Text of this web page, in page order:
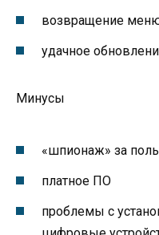
возвращение
удачное
Минусы
«шпионаж» за
платное ПО
проблемы с